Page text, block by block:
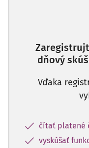
dňový
Vďaka
čítať platené
vyskúšať